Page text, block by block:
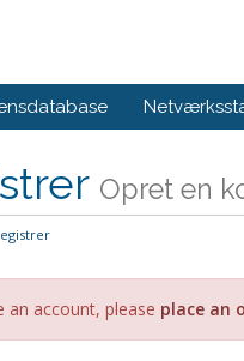
Opret en
an account, please place an